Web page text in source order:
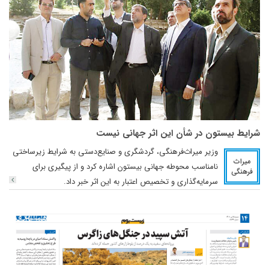
شرایط بیستون در‌ شأن این اثر جهانی نیست
میراث
فرهنگی
وزیر میراث‌فرهنگی، گردشگری و صنایع‌دستی به شرایط زیرساختی
نامناسب محوطه جهانی بیستون اشاره کرد و از پیگیری برای
سرمایه‌گذاری و تخصیص اعتبار به این اثر خبر داد.